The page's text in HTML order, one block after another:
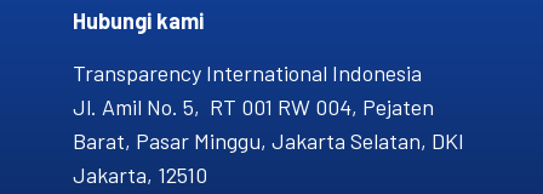
Hubungi kami​
Transparency International Indonesia
Jl. Amil No. 5, RT 001 RW 004, Pejaten
Barat, Pasar Minggu, Jakarta Selatan, DKI
Jakarta, 12510